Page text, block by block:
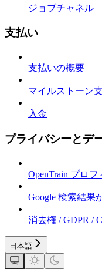
ジョブチャネル
支払い
支払いの概要
マイルストーン
入金
プライバシーとデ
OpenTrain プロ
Google 検索結果
消去権 / GDPR /
日本語